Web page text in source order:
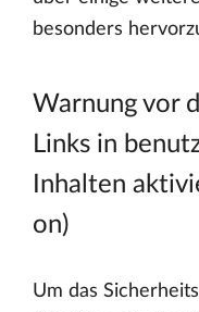
besonders
Warnung vor
Links in
Inhalten
on)
Um das